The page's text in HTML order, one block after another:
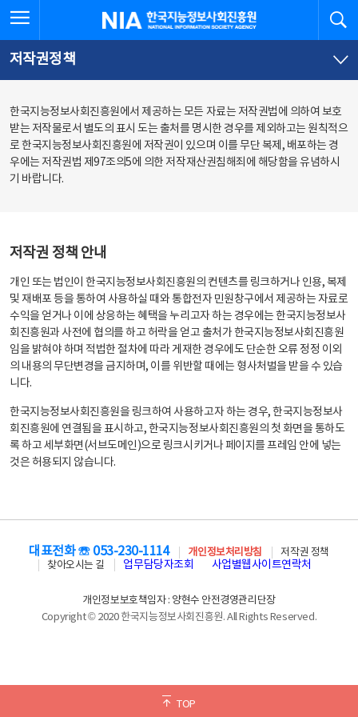
문
로
가
체
뉴
바
가
한국지능정보사회진흥원
저작권정책
한국지능정보사회진흥원에서 제공하는 모든 자료는 저작권법에 의하여 보호
받는 저작물로서 별도의 표시 도는 출처를 명시한 경우를 제외하고는 원칙적으
로 한국지능정보사회진흥원에 저작권이 있으며 이를 무단 복제, 배포하는 경
우에는 저작권법 제97조의5에 의한 저작재산권침해죄에 해당함을 유념하시
기 바랍니다.
저작권 정책 안내
개인 또는 법인이 한국지능정보사회진흥원의 컨텐츠를 링크하거나 인용, 복제
및 재배포 등을 통하여 사용하실 때와 통합전자 민원창구에서 제공하는 자료로
수익을 얻거나 이에 상응하는 혜택을 누리고자 하는 경우에는 한국지능정보사
회진흥원과 사전에 협의를 하고 허락을 얻고 출처가 한국지능정보사회진흥원
임을 밝혀야 하며 적법한 절차에 따라 게재한 경우에도 단순한 오류 정정 이외
의 내용의 무단변경을 금지하며, 이를 위반할 때에는 형사처벌을 받을 수 있습
니다.
한국지능정보사회진흥원을 링크하여 사용하고자 하는 경우, 한국지능정보사
회진흥원에 연결됨을 표시하고, 한국지능정보사회진흥원의 첫 화면을 통하도
록 하고 세부화면(서브도메인)으로 링크시키거나 페이지를 프레임 안에 넣는
것은 허용되지 않습니다.
TOP
대표전화 ☏ 053-230-1114 개인정보처리방침
저작권 정책
찾아오시는 길
업무담당자조회 사업별웹사이트연락처
개인정보보호책임자 : 양현수 안전경영관리단장
Copyright © 2020 한국지능정보사회진흥원. All Rights Reserved.